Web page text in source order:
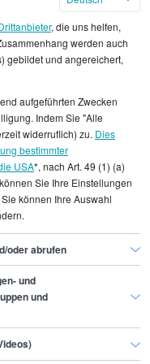
beruhen auf
können nicht
werden.
, die uns helfen,
werden auch
gebildet und angereichert,
aufgeführten Zwecken
Indem Sie "Alle
widerruflich) zu. Dies
bestimmter
USA*, nach Art. 49 (1) (a)
Sie Ihre Einstellungen
können Ihre Auswahl
oder abrufen
und
und